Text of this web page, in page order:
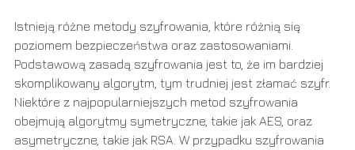
Istnieją różne metody szyfrowania, które różnią się
poziomem bezpieczeństwa oraz zastosowaniami.
Podstawową zasadą szyfrowania jest to, że im bardziej
skomplikowany algorytm, tym trudniej jest złamać szyfr.
Niektóre z najpopularniejszych metod szyfrowania
obejmują algorytmy symetryczne, takie jak AES, oraz
asymetryczne, takie jak RSA. W przypadku szyfrowania